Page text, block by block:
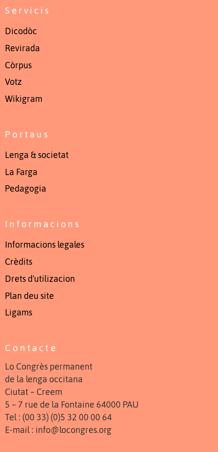
Servicis
Dicodòc
Revirada
Còrpus
Votz
Wikigram
Portaus
Lenga & societat
La Farga
Pedagogia
Informacions
Informacions legales
Crèdits
Drets d'utilizacion
Plan deu site
Ligams
Contacte
Lo Congrès permanent
de la lenga occitana
Ciutat – Creem
5 – 7 rue de la Fontaine 64000 PAU
Tel : (00 33) (0)5 32 00 00 64
E-mail : info@locongres.org